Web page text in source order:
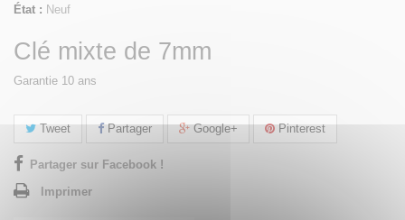
État : Neuf
Clé mixte de 7mm
Garantie 10 ans
Tweet Partager Google+ Pinterest
Partager sur Facebook !
Imprimer